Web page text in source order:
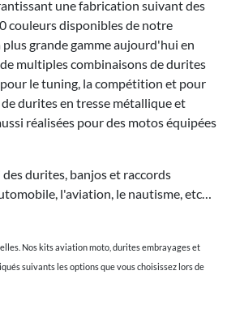
une fabrication suivant des
couleurs disponibles de notre
grande gamme aujourd'hui en
multiples combinaisons de durites
le tuning, la compétition et pour
durites en tresse métallique et
réalisées pour des motos équipées
durites, banjos et raccords
l'aviation, le nautisme, etc…
Nos kits aviation moto, durites embrayages et
suivants les options que vous choisissez lors de